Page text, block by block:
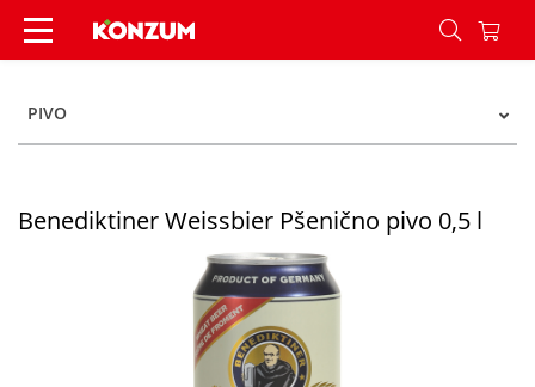
Benediktiner Weissbier Pšenično pivo 0,5 l -
PIVO
Benediktiner Weissbier Pšenično pivo 0,5 l